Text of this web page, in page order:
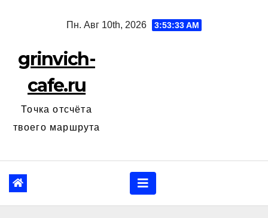
Пн. Авг 10th, 2026 3:53:34 AM
grinvich-
cafe.ru
Точка отсчёта
твоего маршрута